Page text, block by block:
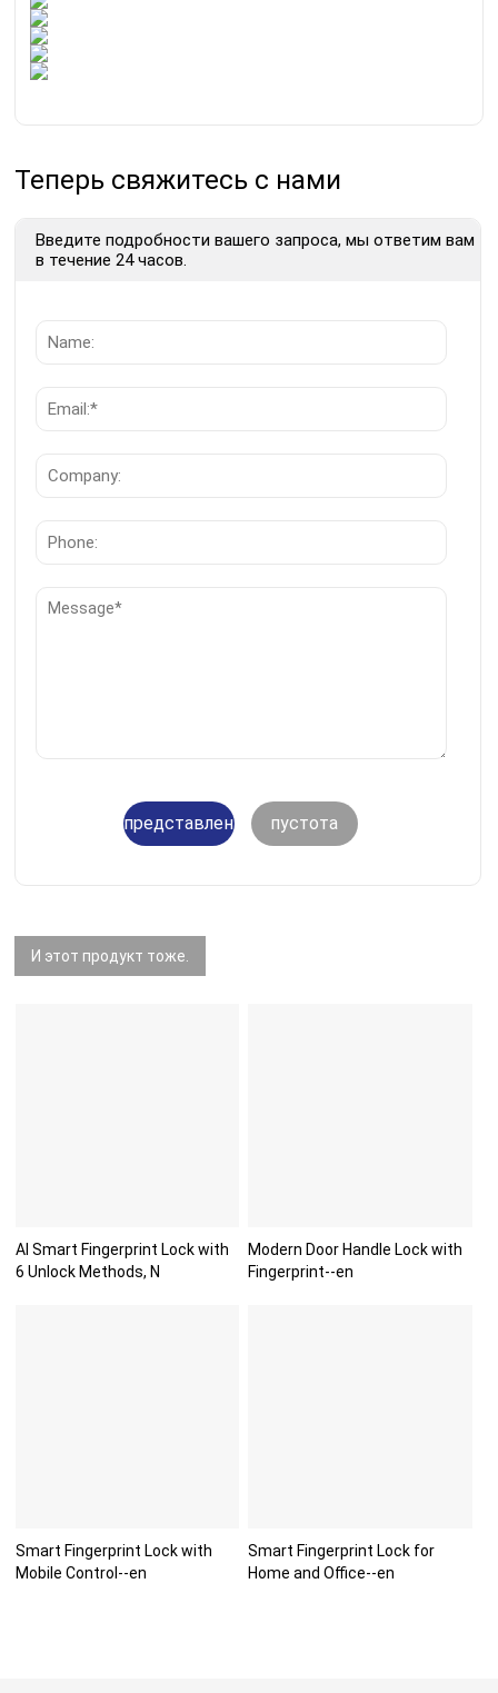
Теперь свяжитесь с нами
Введите подробности вашего запроса, мы ответим вам
в течение 24 часов.
представление пустота
И этот продукт тоже.
AI Smart Fingerprint Lock with
6 Unlock Methods, N
Modern Door Handle Lock with
Fingerprint--en
Smart Fingerprint Lock with
Mobile Control--en
Smart Fingerprint Lock for
Home and Office--en